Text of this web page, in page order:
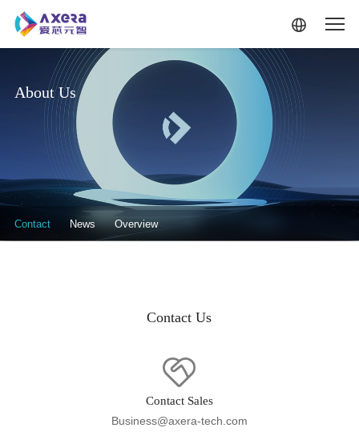
About Us
关于我们·二级菜单（英文）
Contact News Overview
Contact Us
Contact Sales
Business@axera-tech.com